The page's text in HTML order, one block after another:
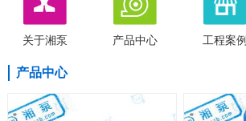
关于湘泵 产品中心 工程案例
产品中心